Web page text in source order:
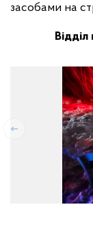
засобами на
Відділ